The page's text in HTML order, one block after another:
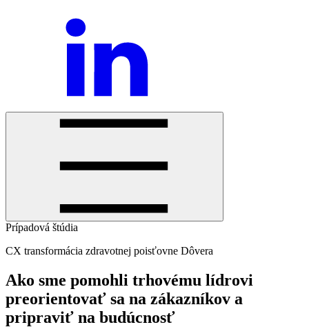
Prípadová štúdia
CX transformácia zdravotnej poisťovne Dôvera
Ako sme pomohli trhovému lídrovi
preorientovať sa na zákazníkov a
pripraviť na budúcnosť